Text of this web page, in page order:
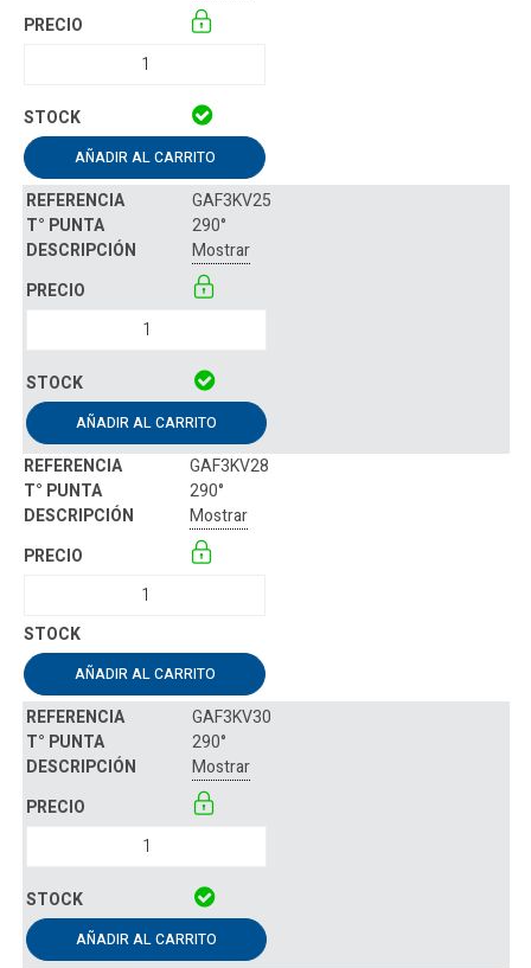
AÑADIR AL CARRITO
GAF3KV25
290°
Mostrar
AÑADIR AL CARRITO
GAF3KV28
290°
Mostrar
AÑADIR AL CARRITO
GAF3KV30
290°
Mostrar
AÑADIR AL CARRITO